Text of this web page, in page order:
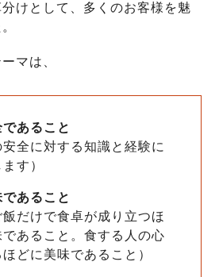
けとして、多くのお客様を魅
マは、
あること
安全に対する知識と経験に
す）
あること
飯だけで食卓が成り立つほ
であること。食する人の心
どに美味であること）